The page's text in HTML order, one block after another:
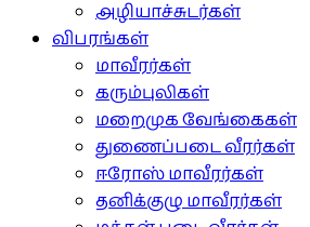
அழியாச்சுடர்கள்
விபரங்கள்
மாவீரர்கள்
கரும்புலிகள்
மறைமுக வேங்கைகள்
துணைப்படை வீரர்கள்
ஈரோஸ் மாவீரர்கள்
தனிக்குழு மாவீரர்கள்